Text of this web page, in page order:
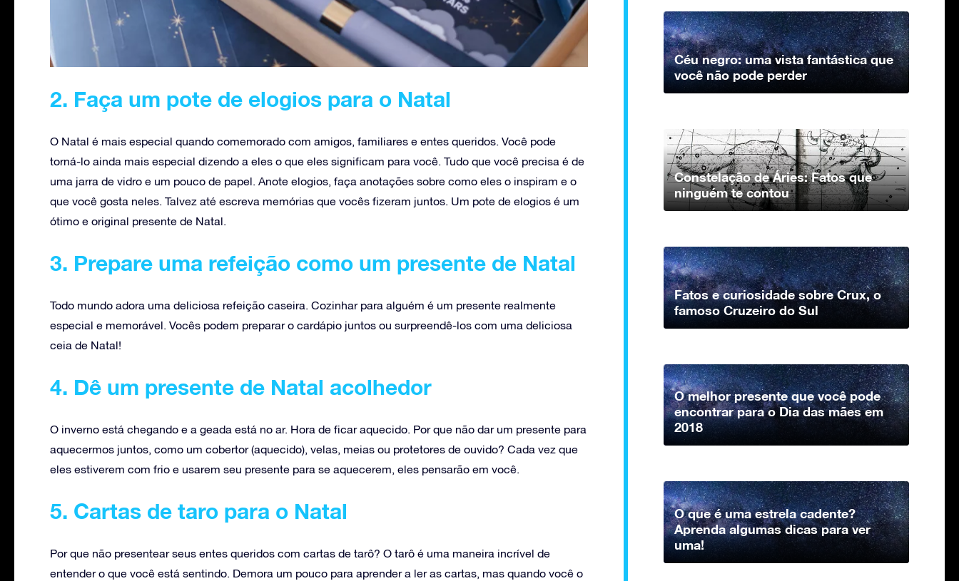
2. Faça um pote de elogios para o Natal
O Natal é mais especial quando comemorado com amigos, familiares e entes queridos. Você pode
torná-lo ainda mais especial dizendo a eles o que eles significam para você. Tudo que você precisa é de
uma jarra de vidro e um pouco de papel. Anote elogios, faça anotações sobre como eles o inspiram e o
que você gosta neles. Talvez até escreva memórias que vocês fizeram juntos. Um pote de elogios é um
ótimo e original presente de Natal.
3. Prepare uma refeição como um presente de Natal
Todo mundo adora uma deliciosa refeição caseira. Cozinhar para alguém é um presente realmente
especial e memorável. Vocês podem preparar o cardápio juntos ou surpreendê-los com uma deliciosa
ceia de Natal!
4. Dê um presente de Natal acolhedor
O inverno está chegando e a geada está no ar. Hora de ficar aquecido. Por que não dar um presente para
aquecermos juntos, como um cobertor (aquecido), velas, meias ou protetores de ouvido? Cada vez que
eles estiverem com frio e usarem seu presente para se aquecerem, eles pensarão em você.
5. Cartas de taro para o Natal
Por que não presentear seus entes queridos com cartas de tarô? O tarô é uma maneira incrível de
entender o que você está sentindo. Demora um pouco para aprender a ler as cartas, mas quando você o
Céu negro: uma vista fantástica que
você não pode perder
Constelação de Áries: Fatos que
ninguém te contou
Fatos e curiosidade sobre Crux, o
famoso Cruzeiro do Sul
O melhor presente que você pode
encontrar para o Dia das mães em
2018
O que é uma estrela cadente?
Aprenda algumas dicas para ver
uma!